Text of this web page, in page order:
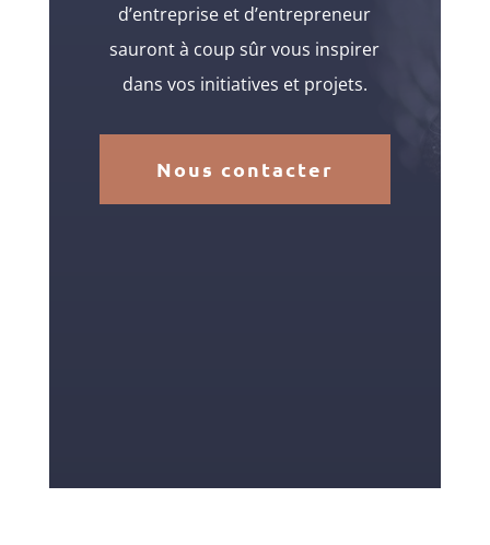
d’entreprise et d’entrepreneur
sauront à coup sûr vous inspirer
dans vos initiatives et projets.
Nous contacter